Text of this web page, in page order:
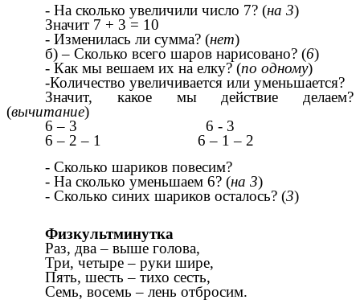
- На сколько увеличили число 7? (на 3)
Значит 7 + 3 = 10
- Изменилась ли сумма? (нет)
б) – Сколько всего шаров нарисовано? (6)
- Как мы вешаем их на елку? (по одному)
-Количество увеличивается или уменьшается?
Значит, какое мы действие делаем?
(вычитание)
6 – 3 6 - 3
6 – 2 – 1 6 – 1 – 2
- Сколько шариков повесим?
- На сколько уменьшаем 6? (на 3)
- Сколько синих шариков осталось? (3)
Физкультминутка
Раз, два – выше голова,
Три, четыре – руки шире,
Пять, шесть – тихо сесть,
Семь, восемь – лень отбросим.